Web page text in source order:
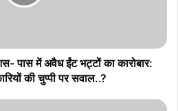
पास में अवैध ईंट भट्टों का कारोबार:
की चुप्पी पर सवाल..?